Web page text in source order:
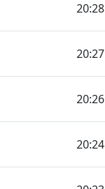
20:28
20:27
20:26
20:24